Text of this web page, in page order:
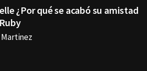
¿Por qué se acabó su amistad